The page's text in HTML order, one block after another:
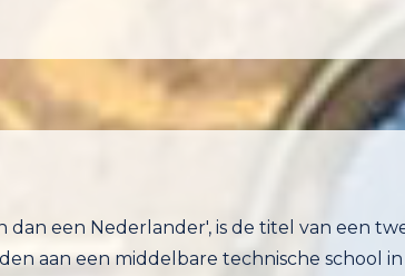
een Nederlander', is de titel van een
aan een middelbare technische school